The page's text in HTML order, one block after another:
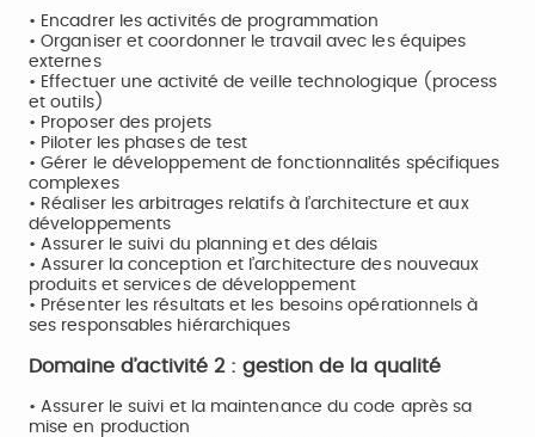
• Encadrer les activités de programmation
• Organiser et coordonner le travail avec les équipes
externes
• Effectuer une activité de veille technologique (process
et outils)
• Proposer des projets
• Piloter les phases de test
• Gérer le développement de fonctionnalités spécifiques
complexes
• Réaliser les arbitrages relatifs à l’architecture et aux
développements
• Assurer le suivi du planning et des délais
• Assurer la conception et l’architecture des nouveaux
produits et services de développement
• Présenter les résultats et les besoins opérationnels à
ses responsables hiérarchiques
Domaine d’activité 2 : gestion de la qualité
• Assurer le suivi et la maintenance du code après sa
mise en production